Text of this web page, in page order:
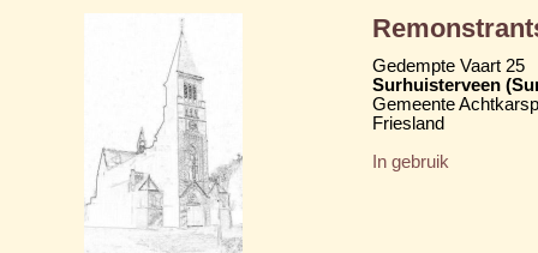
Gedempte Vaart 25
Surhuisterveen
Gemeente
Friesland
In gebruik